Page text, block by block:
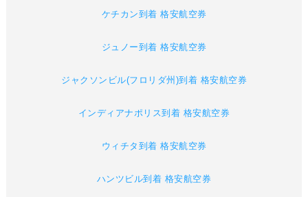
ケチカン到着 格安航空券
ジュノー到着 格安航空券
ジャクソンビル(フロリダ州)到着 格安航空券
インディアナポリス到着 格安航空券
ウィチタ到着 格安航空券
ハンツビル到着 格安航空券